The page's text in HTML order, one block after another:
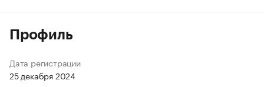
Профиль
Дата регистрации
25 декабря 2024